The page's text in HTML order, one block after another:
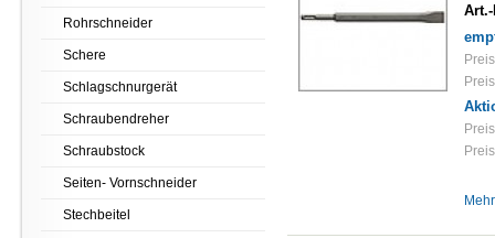
Art.-
Rohrschneider
Schere
Schlagschnurgerät
Schraubendreher
Schraubstock
Seiten- Vornschneider
Stechbeitel